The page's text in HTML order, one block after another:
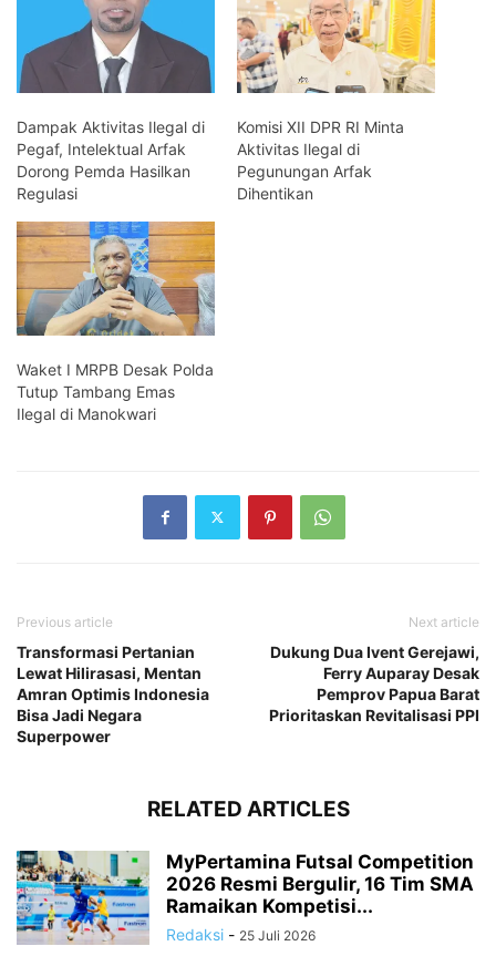
Dampak Aktivitas Ilegal di
Pegaf, Intelektual Arfak
Dorong Pemda Hasilkan
Regulasi
Komisi XII DPR RI Minta
Aktivitas Ilegal di
Pegunungan Arfak
Dihentikan
Waket I MRPB Desak Polda
Tutup Tambang Emas
Ilegal di Manokwari
Previous article
Transformasi Pertanian
Lewat Hilirasasi, Mentan
Amran Optimis Indonesia
Bisa Jadi Negara
Superpower
Next article
Dukung Dua Ivent Gerejawi,
Ferry Auparay Desak
Pemprov Papua Barat
Prioritaskan Revitalisasi PPI
RELATED ARTICLES
MyPertamina Futsal Competition
2026 Resmi Bergulir, 16 Tim SMA
Ramaikan Kompetisi...
Redaksi - 25 Juli 2026